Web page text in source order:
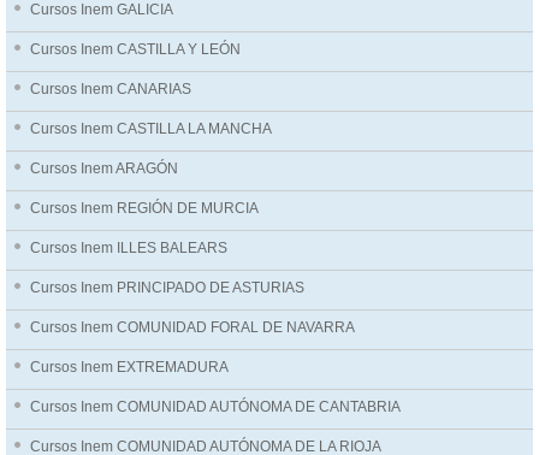
Cursos Inem GALICIA
Cursos Inem CASTILLA Y LEÓN
Cursos Inem CANARIAS
Cursos Inem CASTILLA LA MANCHA
Cursos Inem ARAGÓN
Cursos Inem REGIÓN DE MURCIA
Cursos Inem ILLES BALEARS
Cursos Inem PRINCIPADO DE ASTURIAS
Cursos Inem COMUNIDAD FORAL DE NAVARRA
Cursos Inem EXTREMADURA
Cursos Inem COMUNIDAD AUTÓNOMA DE CANTABRIA
Cursos Inem COMUNIDAD AUTÓNOMA DE LA RIOJA